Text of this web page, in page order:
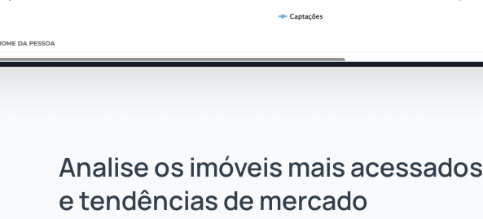
Analise os imóveis mais acessados
e tendências de mercado